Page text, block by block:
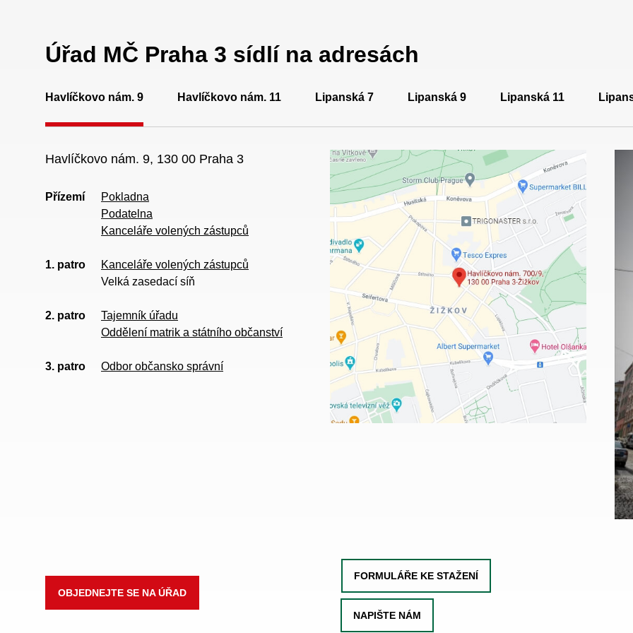
Úřad MČ Praha 3 sídlí na adresách
Havlíčkovo nám. 9 Havlíčkovo nám. 11 Lipanská 7 Lipanská 9 Lipanská 11
Havlíčkovo nám. 9, 130 00 Praha 3
Přízemí
Pokladna
Podatelna
Kanceláře volených zástupců
1. patro
Kanceláře volených zástupců
Velká zasedací síň
2. patro
Tajemník úřadu
Oddělení matrik a státního občanství
3. patro Odbor občansko správní
OBJEDNEJTE SE NA ÚŘAD
FORMULÁŘE KE STAŽENÍ
NAPIŠTE NÁM